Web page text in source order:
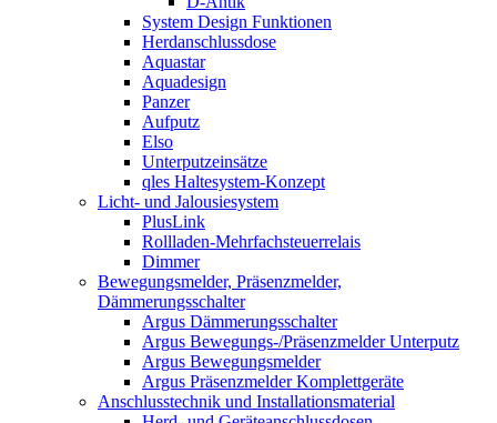
System Design Funktionen
Herdanschlussdose
Aquastar
Aquadesign
Panzer
Aufputz
Elso
Unterputzeinsätze
qles Haltesystem-Konzept
Licht- und Jalousiesystem
PlusLink
Rollladen-Mehrfachsteuerrelais
Dimmer
Bewegungsmelder, Präsenzmelder,
Dämmerungsschalter
Argus Dämmerungsschalter
Argus Bewegungs-/Präsenzmelder Unterputz
Argus Bewegungsmelder
Argus Präsenzmelder Komplettgeräte
Anschlusstechnik und Installationsmaterial